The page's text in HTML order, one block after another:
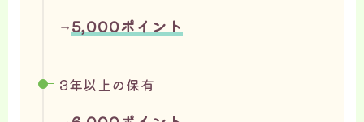
→ 5,000ポイント
3年以上の保有